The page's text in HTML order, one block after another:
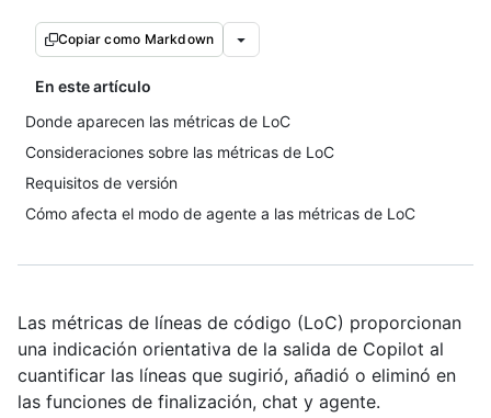
Copiar como Markdown
En este artículo
Donde aparecen las métricas de LoC
Consideraciones sobre las métricas de LoC
Requisitos de versión
Cómo afecta el modo de agente a las métricas de LoC
Las métricas de líneas de código (LoC) proporcionan
una indicación orientativa de la salida de Copilot al
cuantificar las líneas que sugirió, añadió o eliminó en
las funciones de finalización, chat y agente.